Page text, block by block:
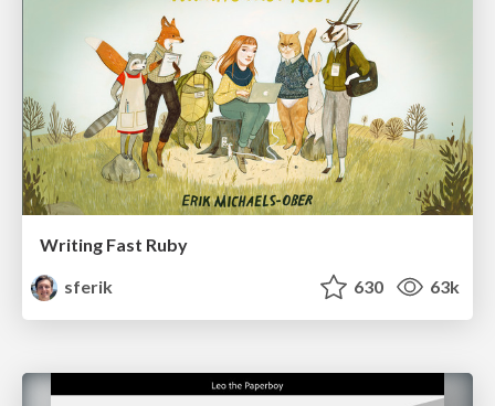
Writing Fast Ruby
sferik
630 63k